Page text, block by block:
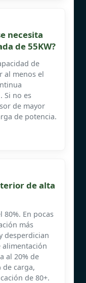
necesita
de 55KW?
de
al menos el
Si no es
de mayor
de potencia.
de alta
80%. En pocas
más
desperdician
alimentación
al 20% de
de carga,
de 80+.